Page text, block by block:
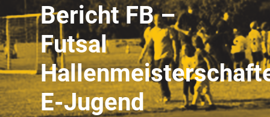
Bericht FB –
Futsal
E-Jugend